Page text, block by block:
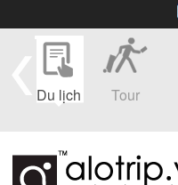
Du lịch Tour